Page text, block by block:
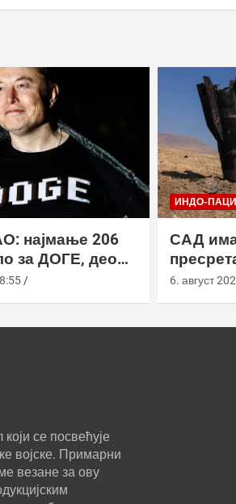
најмање 206
за ДОГЕ, део
податке
ИНДО-
САД
Кином
6. август
се посвећује
војске. Примарни
везане за ову